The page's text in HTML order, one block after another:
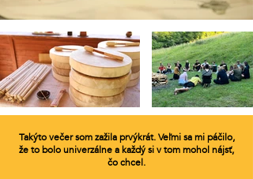
Takýto večer som zažila prvýkrát. Veľmi sa mi páčilo,
že to bolo univerzálnea každý si v tom mohol nájsť,
čo chcel.